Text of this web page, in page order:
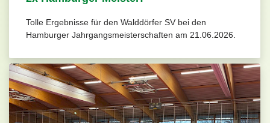
Tolle Ergebnisse für den Walddörfer SV bei den
Hamburger Jahrgangsmeisterschaften am 21.06.2026.